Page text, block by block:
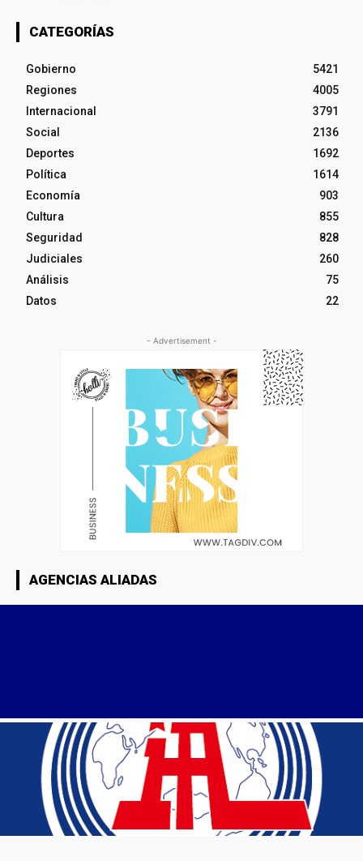
CATEGORÍAS
Gobierno
5421
Regiones
4005
Internacional
3791
Social
2136
Deportes
1692
Política
1614
Economía
903
Cultura
855
Seguridad
828
Judiciales
260
Análisis
75
Datos
22
- Advertisement -
AGENCIAS ALIADAS